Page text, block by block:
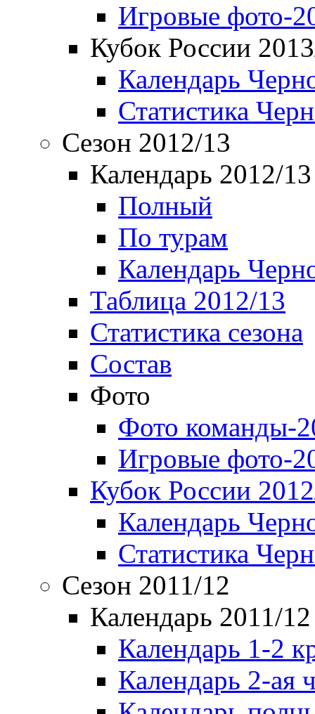
Игровые фото-
Кубок России
Календарь
Статистика
Сезон 2012/13
Календарь 2012/13
Полный
По турам
Календарь
Таблица 2012/13
Статистика сезона
Состав
Фото
Фото команды-
Игровые фото-
Кубок России
Календарь
Статистика
Сезон 2011/12
Календарь 2011/12
Календарь 1-2
Календарь 2-ая